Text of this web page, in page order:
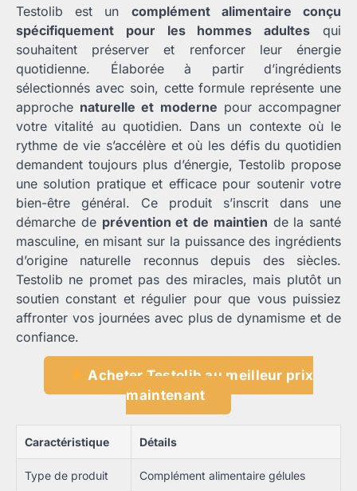
Testolib est un complément alimentaire conçu
spécifiquement pour les hommes adultes qui
souhaitent préserver et renforcer leur énergie
quotidienne. Élaborée à partir d’ingrédients
sélectionnés avec soin, cette formule représente une
approche naturelle et moderne pour accompagner
votre vitalité au quotidien. Dans un contexte où le
rythme de vie s’accélère et où les défis du quotidien
demandent toujours plus d’énergie, Testolib propose
une solution pratique et efficace pour soutenir votre
bien-être général. Ce produit s’inscrit dans une
démarche de prévention et de maintien de la santé
masculine, en misant sur la puissance des ingrédients
d’origine naturelle reconnus depuis des siècles.
Testolib ne promet pas des miracles, mais plutôt un
soutien constant et régulier pour que vous puissiez
affronter vos journées avec plus de dynamisme et de
confiance.
Acheter Testolib au meilleur prix
maintenant
Caractéristique Détails
Type de produit Complément alimentaire gélules